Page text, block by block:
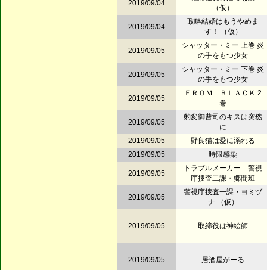
2019/09/04
（仮）
2019/09/04
政略結婚はもうやめま
す！ （仮）
2019/09/05
シャッター・ミー 上巻 炎
の手をもつ少女
2019/09/05
シャッター・ミー 下巻 炎
の手をもつ少女
2019/09/05
ＦＲＯＭ ＢＬＡＣＫ 2
巻
2019/09/05
豹変御曹司のキスは突然
に
2019/09/05
野良猫は愛に溺れる
2019/09/05
時限感染
2019/09/05
トラブルメーカー 警視
庁捜査二課・郷間班
2019/09/05
警視庁捜査一課・ヨミヅ
ナ （仮）
2019/09/05 取締役は神絵師
2019/09/05 居酒屋がーる